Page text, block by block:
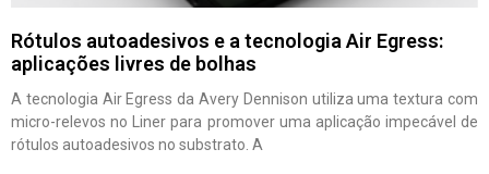
Rótulos autoadesivos e a tecnologia Air Egress:
aplicações livres de bolhas
A tecnologia Air Egress da Avery Dennison utiliza uma textura com
micro-relevos no Liner para promover uma aplicação impecável de
rótulos autoadesivos no substrato. A